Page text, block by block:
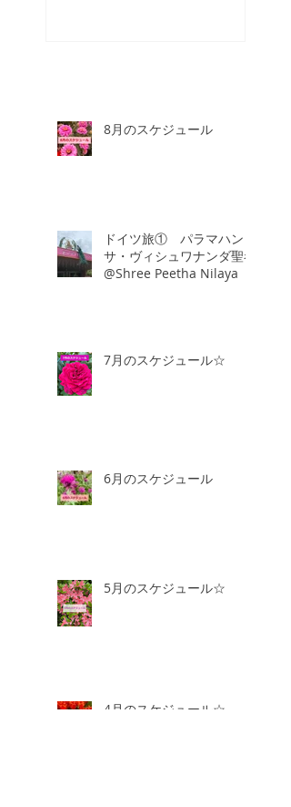
8月のスケジュール
ドイツ旅① パラマハン
サ・ヴィシュワナンダ聖者
@Shree Peetha Nilaya
7月のスケジュール☆
6月のスケジュール
5月のスケジュール☆
4月のスケジュール☆